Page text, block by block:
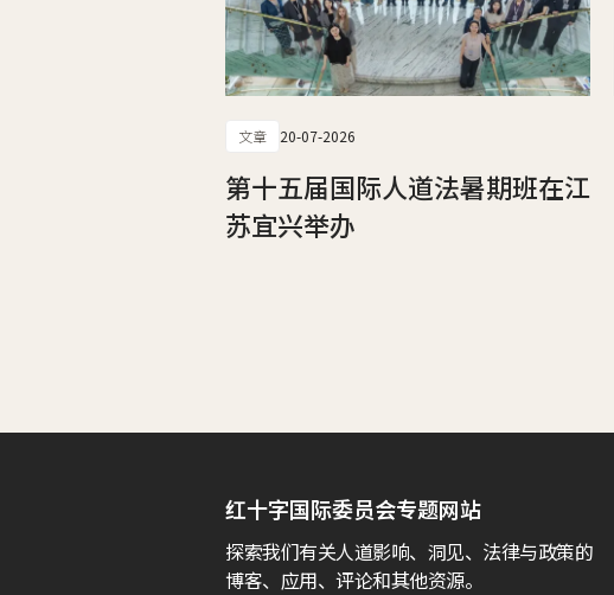
文章 20-07-2026
第十五届国际人道法暑期班在江
苏宜兴举办
红十字国际委员会专题网站
探索我们有关人道影响、洞见、法律与政策的
博客、应用、评论和其他资源。